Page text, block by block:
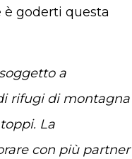
goderti questa
a
rifugi di montagna
La
con più partner